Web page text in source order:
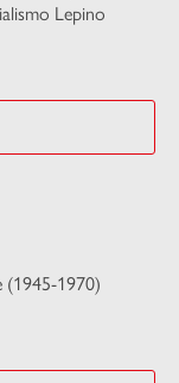
Lepino
(1945-1970)